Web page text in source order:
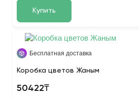
Купить
Бесплатная доставка
Коробка цветов Жаным
50422₸